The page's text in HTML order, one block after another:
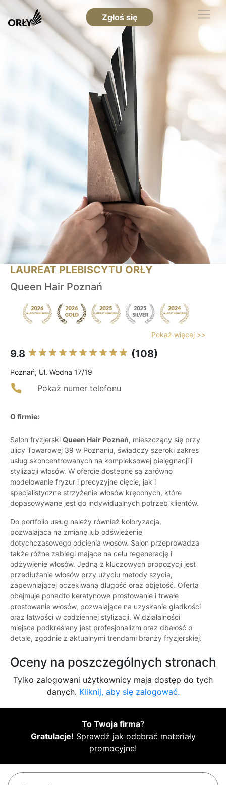
Zgłoś się
LAUREAT PLEBISCYTU ORŁY
Queen Hair Poznań
Pokaż więcej >>
9.8 (108)
Poznań, Ul. Wodna 17/19
Pokaż numer telefonu
O firmie:
Salon fryzjerski Queen Hair Poznań, mieszczący się przy
ulicy Towarowej 39 w Poznaniu, świadczy szeroki zakres
usług skoncentrowanych na kompleksowej pielęgnacji i
stylizacji włosów. W ofercie dostępne są zarówno
modelowanie fryzur i precyzyjne cięcie, jak i
specjalistyczne strzyżenie włosów kręconych, które
dopasowywane jest do indywidualnych potrzeb klientów.
Do portfolio usług należy również koloryzacja,
pozwalająca na zmianę lub odświeżenie
dotychczasowego odcienia włosów. Salon przeprowadza
także różne zabiegi mające na celu regenerację i
odżywienie włosów. Jedną z kluczowych propozycji jest
przedłużanie włosów przy użyciu metody szycia,
zapewniającej oczekiwaną długość oraz objętość. Oferta
obejmuje ponadto keratynowe prostowanie i trwałe
prostowanie włosów, pozwalające na uzyskanie gładkości
oraz łatwości w codziennej stylizacji. W działalności
miejsca podkreślany jest profesjonalizm oraz dbałość o
detale, zgodnie z aktualnymi trendami branży fryzjerskiej.
Oceny na poszczególnych stronach
Tylko zalogowani użytkownicy maja dostęp do tych
danych. Kliknij, aby się zalogować.
To Twoja firma?
Gratulacje! Sprawdź jak odebrać materiały
promocyjne!